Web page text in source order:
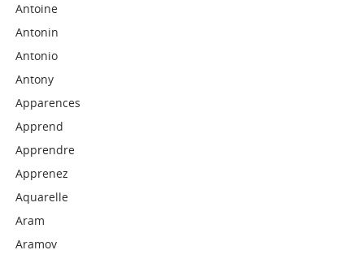
Antoine
Antonin
Antonio
Antony
Apparences
Apprend
Apprendre
Apprenez
Aquarelle
Aram
Aramov